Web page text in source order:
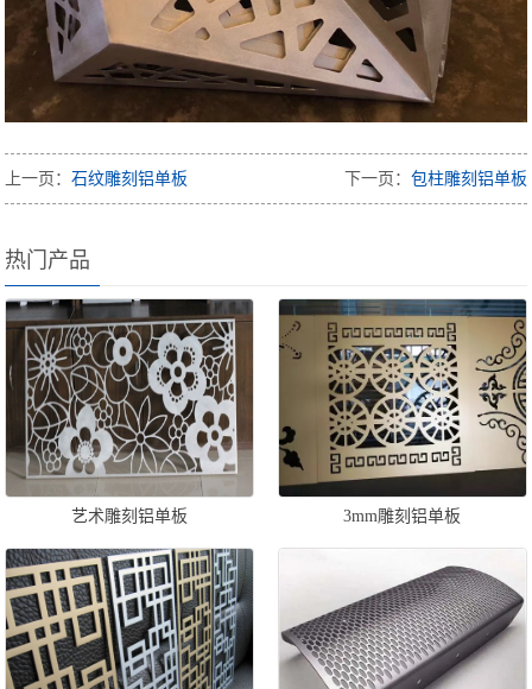
上一页：石纹雕刻铝单板 下一页： 包柱雕刻铝单板
热门产品
艺术雕刻铝单板 3mm雕刻铝单板